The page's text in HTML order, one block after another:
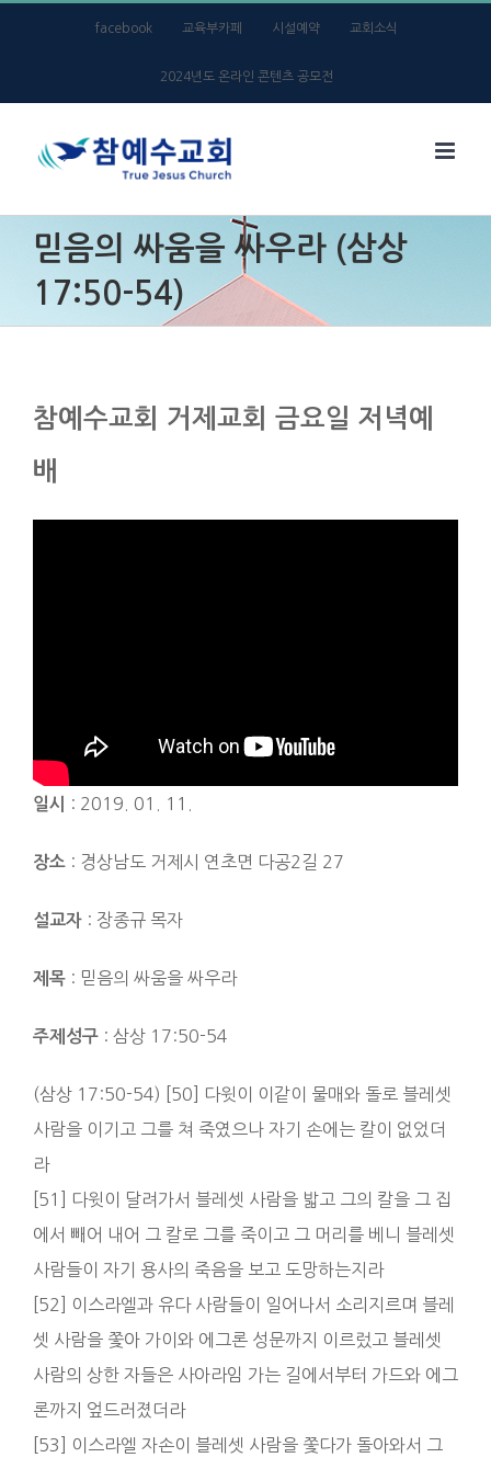
facebook 교육부카페 시설예약 교회소식
2024년도 온라인 콘텐츠 공모전
믿음의 싸움을 싸우라 (삼상
17:50-54)
참예수교회 거제교회 금요일 저녁예
배
일시 : 2019. 01. 11.
장소 : 경상남도 거제시 연초면 다공2길 27
설교자 : 장종규 목자
제목 : 믿음의 싸움을 싸우라
주제성구 : 삼상 17:50-54
(삼상 17:50-54) [50] 다윗이 이같이 물매와 돌로 블레셋
사람을 이기고 그를 쳐 죽였으나 자기 손에는 칼이 없었더
라
[51] 다윗이 달려가서 블레셋 사람을 밟고 그의 칼을 그 집
에서 빼어 내어 그 칼로 그를 죽이고 그 머리를 베니 블레셋
사람들이 자기 용사의 죽음을 보고 도망하는지라
[52] 이스라엘과 유다 사람들이 일어나서 소리지르며 블레
셋 사람을 쫓아 가이와 에그론 성문까지 이르렀고 블레셋
사람의 상한 자들은 사아라임 가는 길에서부터 가드와 에그
론까지 엎드러졌더라
[53] 이스라엘 자손이 블레셋 사람을 쫓다가 돌아와서 그